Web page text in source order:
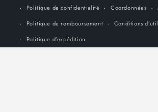
Politique de confidentialité
Coordonnées
Politique de remboursement
Conditions
Politique d’expédition